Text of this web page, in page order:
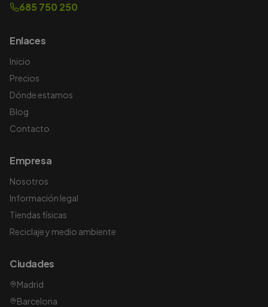
685 750 250
Enlaces
Inicio
Precios
Dónde estamos
Blog
Contacto
Empresa
Nosotros
Información legal
Tiendas físicas
Reciclaje y medio ambiente
Ciudades
Madrid
Barcelona